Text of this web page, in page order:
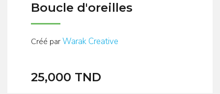
Boucle d'oreilles
Créé parWarak Creative
25,000 TND